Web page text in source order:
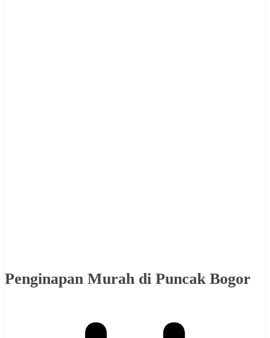
Penginapan Murah di Puncak Bogor